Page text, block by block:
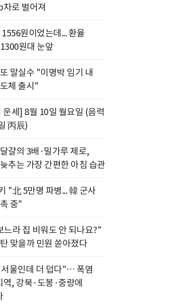
로 벌어져
원이었는데... 환율
원대 눈앞
말실수 "이명박 임기 내
체 출시"
운세] 8월 10일 월요일 (음력
丙辰)
걀의 3배·밀가루 제로,
추는 가장 간편한 아침 습관
"北 5만명 파병... 韓 군사
중"
느라 집 비워도 안 되나요?"
맞을까 민원 쏟아졌다
울인데 더 덥다"… 폭염
역, 강북·도봉·중랑에